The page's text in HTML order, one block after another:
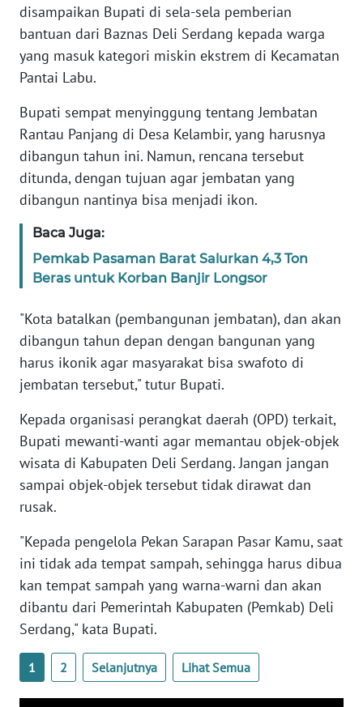
disampaikan Bupati di sela-sela pemberian
bantuan dari Baznas Deli Serdang kepada warga
yang masuk kategori miskin ekstrem di Kecamatan
Pantai Labu.
Bupati sempat menyinggung tentang Jembatan
Rantau Panjang di Desa Kelambir, yang harusnya
dibangun tahun ini. Namun, rencana tersebut
ditunda, dengan tujuan agar jembatan yang
dibangun nantinya bisa menjadi ikon.
Baca Juga:
Pemkab Pasaman Barat Salurkan 4,3 Ton
Beras untuk Korban Banjir Longsor
"Kota batalkan (pembangunan jembatan), dan akan
dibangun tahun depan dengan bangunan yang
harus ikonik agar masyarakat bisa swafoto di
jembatan tersebut," tutur Bupati.
Kepada organisasi perangkat daerah (OPD) terkait,
Bupati mewanti-wanti agar memantau objek-objek
wisata di Kabupaten Deli Serdang. Jangan jangan
sampai objek-objek tersebut tidak dirawat dan
rusak.
"Kepada pengelola Pekan Sarapan Pasar Kamu, saat
ini tidak ada tempat sampah, sehingga harus dibua
kan tempat sampah yang warna-warni dan akan
dibantu dari Pemerintah Kabupaten (Pemkab) Deli
Serdang," kata Bupati.
1 2 Selanjutnya Lihat Semua
WN
SERAMBI
WN
WN
SULTRA
WN
WN
SULTENG
WN
SULBAR
WN
WN
SUMBAR
WN
WN
BENGKULU
LAMPUNG
WN
JATENG